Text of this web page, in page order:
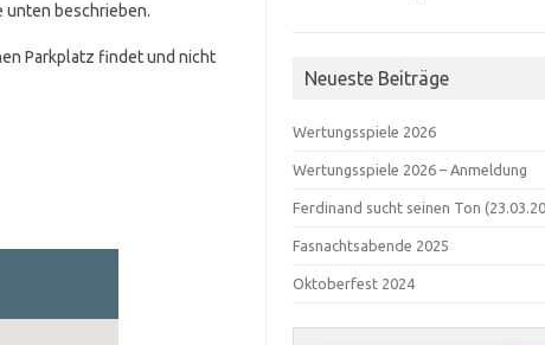
unten beschrieben.
Parkplatz findet und nicht
Neueste Beiträge
Wertungsspiele 2026
Wertungsspiele 2026 – Anmeldung
Ferdinand sucht seinen Ton
Fasnachtsabende 2025
Oktoberfest 2024